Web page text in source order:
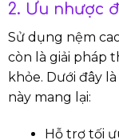
2. Ưu nhược
Sử dụng nệm
còn là giải pháp
khỏe. Dưới đây
này mang lại:
Hỗ trợ tối